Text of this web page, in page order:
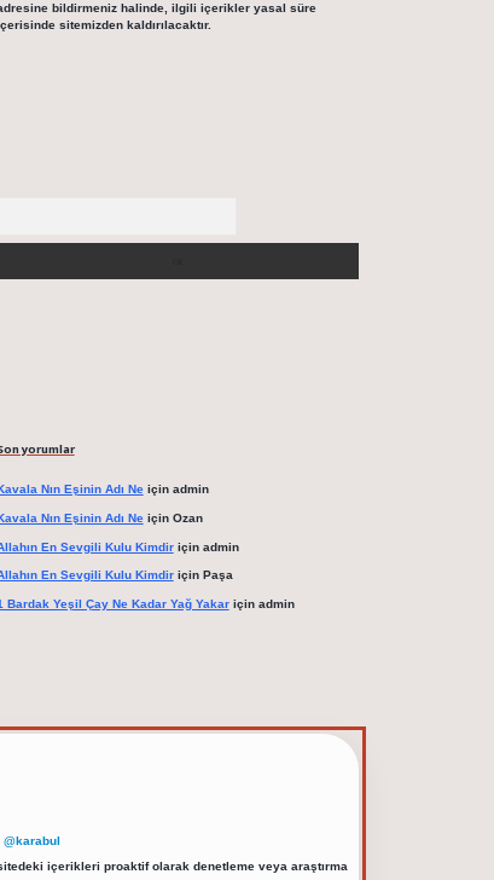
bildirmeniz halinde, ilgili içerikler yasal süre
sitemizden kaldırılacaktır.
yorumlar
Nın Eşinin Adı Neiçin admin
Nın Eşinin Adı Neiçin Ozan
En Sevgili Kulu Kimdiriçin admin
En Sevgili Kulu Kimdiriçin Paşa
Bardak Yeşil Çay Ne Kadar Yağ Yakariçin admin
@karabul
içerikleri proaktif olarak denetleme veya araştırma